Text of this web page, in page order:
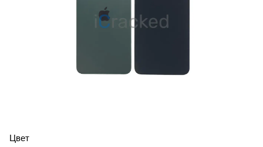
Цвет